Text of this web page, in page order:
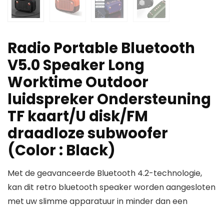
Radio Portable Bluetooth
V5.0 Speaker Long
Worktime Outdoor
luidspreker Ondersteuning
TF kaart/U disk/FM
draadloze subwoofer
(Color : Black)
Met de geavanceerde Bluetooth 4.2-technologie,
kan dit retro bluetooth speaker worden aangesloten
met uw slimme apparatuur in minder dan een